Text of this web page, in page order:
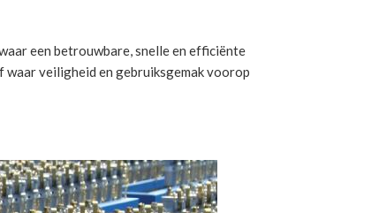
een betrouwbare, snelle en efficiënte
veiligheid en gebruiksgemak voorop